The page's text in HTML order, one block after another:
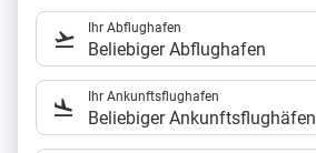
Ihr Abflughafen
Beliebiger Abflughafen
Ihr Ankunftsflughafen
Beliebiger Ankunftsflughäfen